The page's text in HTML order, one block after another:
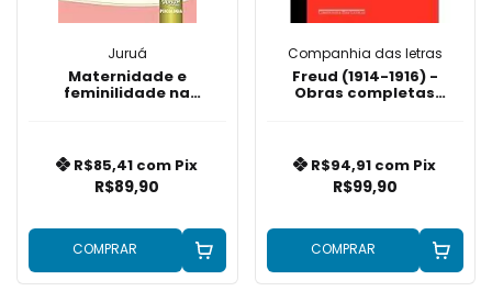
Juruá
Maternidade e
feminilidade na
R$89,90
R$85,41 com Pix
COMPRAR
Companhia das letras
Freud (1914-1916) -
Obras completas
R$99,90
R$94,91 com Pix
COMPRAR